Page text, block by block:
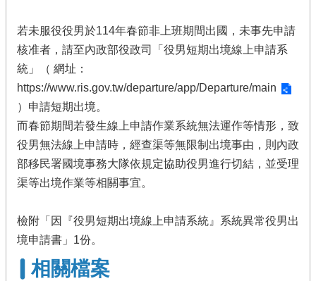
若未服役役男於114年春節非上班期間出國，未事先申請
核准者，請至內政部役政司「役男短期出境線上申請系
統」（ 網址：
https://www.ris.gov.tw/departure/app/Departure/main
）申請短期出境。
而春節期間若發生線上申請作業系統無法運作等情形，致
役男無法線上申請時，經查渠等無限制出境事由，則內政
部移民署國境事務大隊依規定協助役男進行切結，並受理
渠等出境作業等相關事宜。
檢附「因『役男短期出境線上申請系統』系統異常役男出
境申請書」1份。
相關檔案